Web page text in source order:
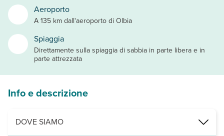
Aeroporto
A 135 km dall'aeroporto di Olbia
Spiaggia
Direttamente sulla spiaggia di sabbia in parte libera e in
parte attrezzata
Info e descrizione
DOVE SIAMO